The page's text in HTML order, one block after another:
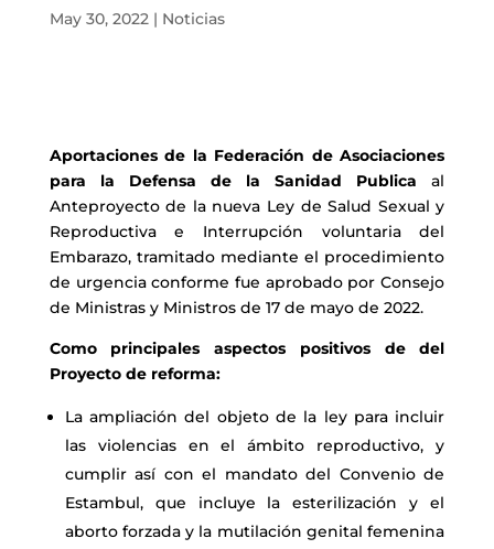
May 30, 2022| Noticias
Aportaciones de la Federación de Asociaciones
para la Defensa de la Sanidad Publicaal
Anteproyecto de la nueva Ley de Salud Sexual y
Reproductiva e Interrupción voluntaria del
Embarazo, tramitado mediante el procedimiento
de urgencia conforme fue aprobado por Consejo
de Ministras y Ministros de 17 de mayo de 2022.
Como principales aspectos positivos de del
Proyecto de reforma:
La ampliación del objeto de la ley para incluir
las violencias en el ámbito reproductivo, y
cumplir así con el mandato del Convenio de
Estambul, que incluye la esterilización y el
aborto forzada y la mutilación genital femenina